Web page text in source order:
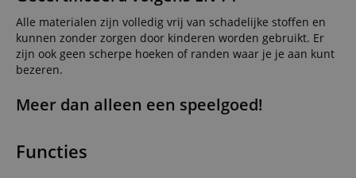
Alle materialen zijn volledig vrij van schadelijke stoffen en
kunnen zonder zorgen door kinderen worden gebruikt. Er
zijn ook geen scherpe hoeken of randen waar je je aan kunt
bezeren.
Meer dan alleen een speelgoed!
Functies